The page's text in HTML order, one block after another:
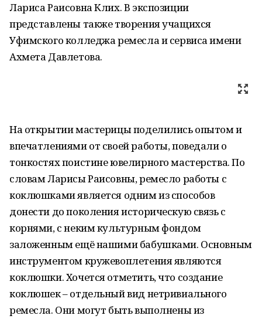
Лариса Раисовна Клих. В экспозиции
представлены также творения учащихся
Уфимского колледжа ремесла и сервиса имени
Ахмета Давлетова.
На открытии мастерицы поделились опытом и
впечатлениями от своей работы, поведали о
тонкостях поистине ювелирного мастерства. По
словам Ларисы Раисовны, ремесло работы с
коклюшками является одним из способов
донести до поколения историческую связь с
корнями, с неким культурным фондом
заложенным ещё нашими бабушками. Основным
инструментом кружевоплетения являются
коклюшки. Хочется отметить, что создание
коклюшек – отдельный вид нетривиального
ремесла. Они могут быть выполнены из